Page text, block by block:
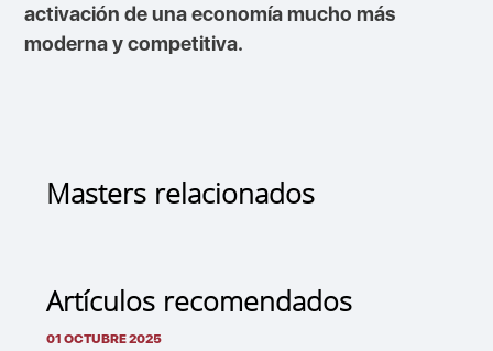
activación de una economía mucho más
moderna y competitiva.
Masters relacionados
Artículos recomendados
01 OCTUBRE 2025